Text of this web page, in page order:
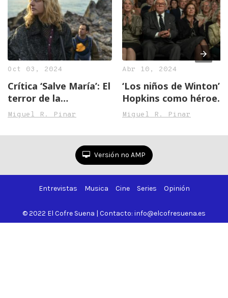
Oct 03, 2024
Crítica ‘Salve María’: El
terror de la
maternidad
Miguel R. Pinar
Abr 10, 2024
‘Los niños de Winton’:
Hopkins como héroe
británico
Miguel R. Pinar
Versión no AMP
Entrevistas Musica Cine Series Opinión
© 2022 El Cofre Suena | Contacto: info@elcofresuena.es